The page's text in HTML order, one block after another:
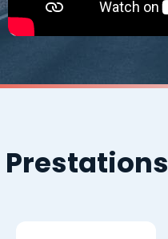
Prestations